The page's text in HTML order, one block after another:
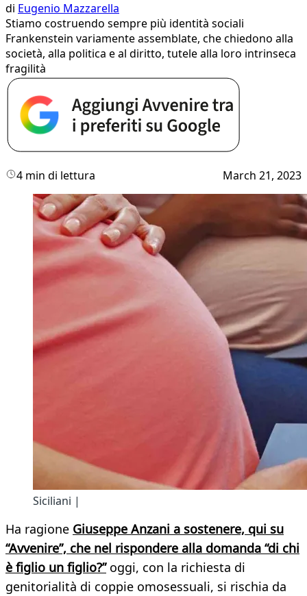
di Eugenio Mazzarella
Stiamo costruendo sempre più identità sociali
Frankenstein variamente assemblate, che chiedono alla
società, alla politica e al diritto, tutele alla loro intrinseca
fragilità
4 min di lettura March 21, 2023
Siciliani |
Ha ragione Giuseppe Anzani a sostenere, qui su
“Avvenire”, che nel rispondere alla domanda “di chi
è figlio un figlio?”oggi, con la richiesta di
genitorialità di coppie omosessuali, si rischia da